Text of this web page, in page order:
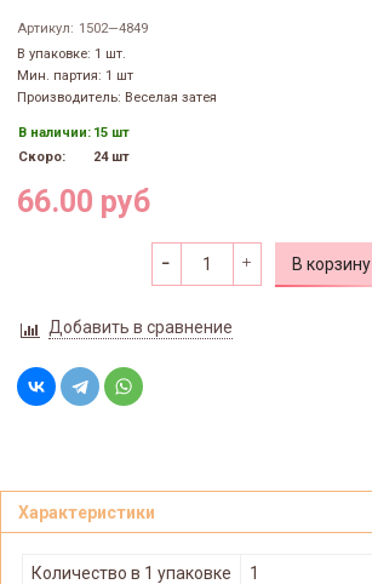
Артикул: 1502—4849
В упаковке: 1 шт.
Мин. партия: 1 шт
Производитель: Веселая затея
В наличии: 15 шт
Скоро:
24 шт
66.00 руб
В корзину
Добавить в сравнение
Характеристики
Количество в 1 упаковке
1